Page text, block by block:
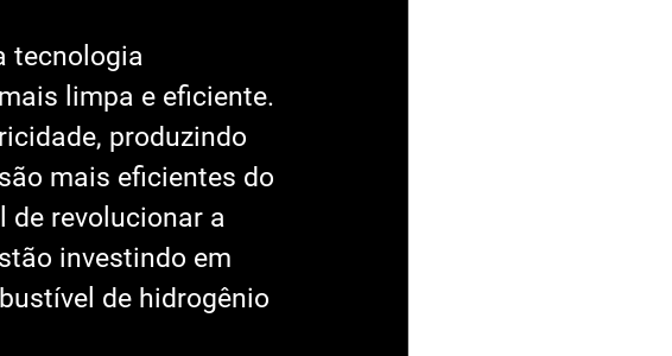
tecnologia
limpa e eficiente.
produzindo
mais eficientes do
de revolucionar a
investindo em
de hidrogênio